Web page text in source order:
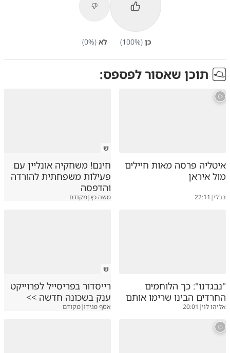
כן (
100%) לא (
0%)
תוכן שאסור לפספס:
איטליה פרסה מאות חיילים
מול איראן
בבלי|
22:11
ש
חינם! משחקיה אונליין עם
פעילות משפחתית להורדה
והדפסה
משה כץ|מקודם
"נבגדנו": כך הלוחמים
החרדים הבינו שרימו אותם
אליהו לוי|
20:01
ש
רייסדור בפריסייל לפרוייקט
ענק בשכונה חדשה >>
אסף מגידו|מקודם